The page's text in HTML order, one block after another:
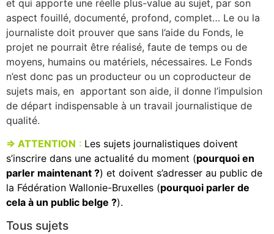
et qui apporte une réelle plus-value au sujet, par son
aspect fouillé, documenté, profond, complet… Le ou la
journaliste doit prouver que sans l’aide du Fonds, le
projet ne pourrait être réalisé, faute de temps ou de
moyens, humains ou matériels, nécessaires. Le Fonds
n’est donc pas un producteur ou un coproducteur de
sujets mais, en apportant son aide, il donne l’impulsion
de départ indispensable à un travail journalistique de
qualité.
⇒ ATTENTION : Les sujets journalistiques doivent
s’inscrire dans une actualité du moment (pourquoi en
parler maintenant ?) et doivent s’adresser au public de
la Fédération Wallonie-Bruxelles (pourquoi parler de
cela à un public belge ?).
Tous sujets